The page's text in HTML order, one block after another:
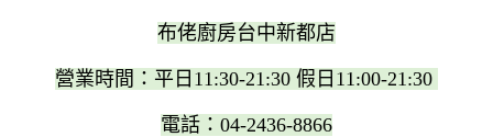
布佬廚房台中新都店
營業時間：平日11:30-21:30 假日11:00-21:30
電話：04-2436-8866